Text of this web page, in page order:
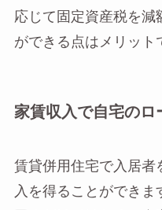
応じて固定資産税を減
ができる点はメリット
家賃収入で自宅のロ
賃貸併用住宅で入居者
入を得ることができ